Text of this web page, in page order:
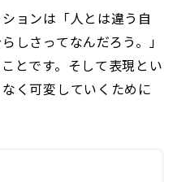
ョンは「人とは違う自
しさってなんだろう。」
とです。そして表現とい
く可変していくために